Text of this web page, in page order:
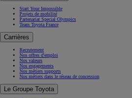
Start Your Impossible
Projets de mobilité
Partenariat Special Olympics
Team Toyota France
Carrières
Recrutement
Nos offres d'emploi
Nos valeurs
Nos engagements
Nos métiers supports
Nos métiers dans le réseau de concession
Le Groupe Toyota